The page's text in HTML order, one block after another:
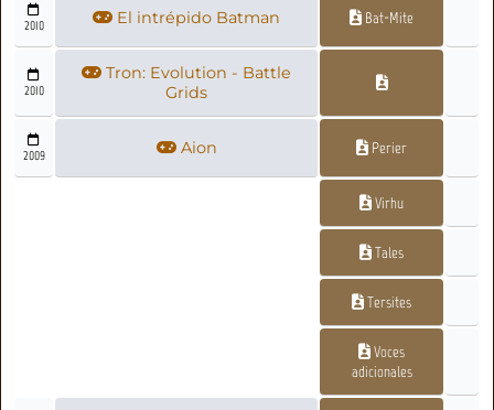
2010 El intrépido Batman Bat-Mite
2010
Tron: Evolution - Battle
Grids
2009 Aion Perier
Virhu
Tales
Tersites
Voces
adicionales